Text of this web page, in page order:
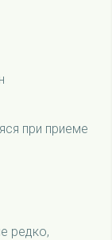
при приеме
редко,